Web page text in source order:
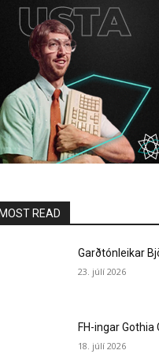
READ
Garðtónleikar
23. júlí 2026
FH-ingar
18. júlí 2026